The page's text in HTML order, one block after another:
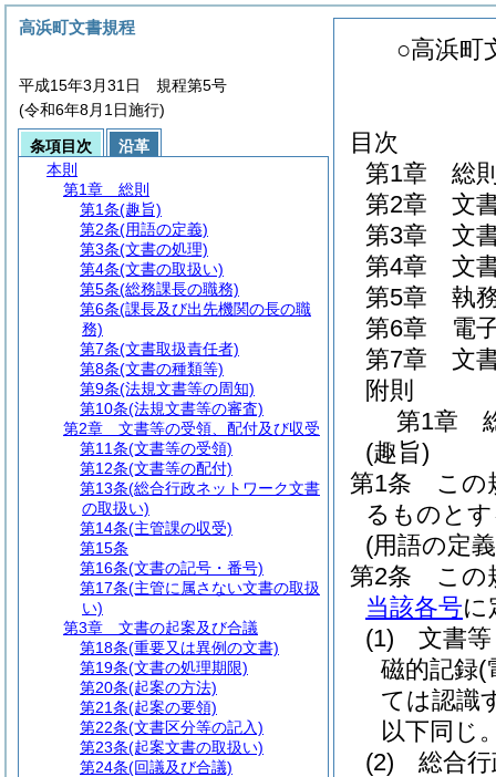
○高浜町
目次
第1章
総
第2章
文
第3章
文
第4章
文
第5章
執
第6章
電
第7章
文
附則
第1章
(趣旨)
第1条
この
るものと
(用語の定
第2条
この
当該各号に
(1)
文書
磁的記録(
ては認識
以下同じ
(2)
総合
高浜町文書規程
平成15年3月31日 規程第5号
(令和6年8月1日施行)
条項目次
沿革
本則
第1章
総則
第1条(趣旨)
第2条(用語の定義)
第3条(文書の処理)
第4条(文書の取扱い)
第5条(総務課長の職務)
第6条(課長及び出先機関の長の職
務)
第7条(文書取扱責任者)
第8条(文書の種類等)
第9条(法規文書等の周知)
第10条(法規文書等の審査)
第2章
文書等の受領、配付及び収受
第11条(文書等の受領)
第12条(文書等の配付)
第13条(総合行政ネットワーク文書
の取扱い)
第14条(主管課の収受)
第15条
第16条(文書の記号・番号)
第17条(主管に属さない文書の取扱
い)
第3章
文書の起案及び合議
第18条(重要又は異例の文書)
第19条(文書の処理期限)
第20条(起案の方法)
第21条(起案の要領)
第22条(文書区分等の記入)
第23条(起案文書の取扱い)
第24条(回議及び合議)